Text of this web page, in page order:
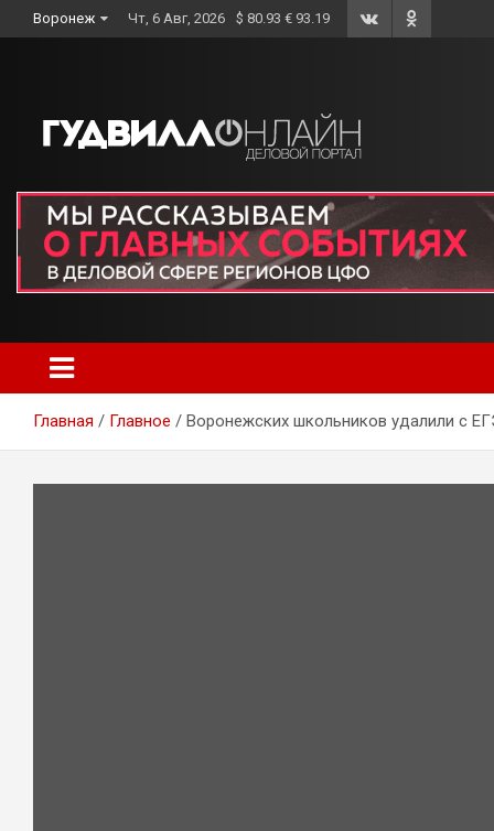
to
Воронеж Чт, 6 Авг, 2026 $ 80.93 € 93.19
Главная Главное Воронежских школьников удалили с